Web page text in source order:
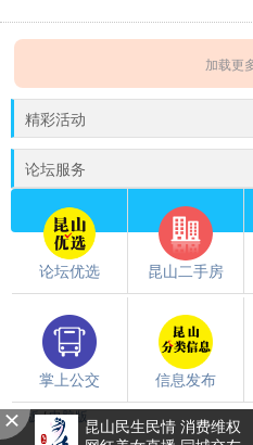
加载更
精彩活动
论坛服务
论坛优选 昆山二手房
掌上公交 信息发布
都翻到这儿了，就下
触屏版/电脑版昆山民生民情 消费维权